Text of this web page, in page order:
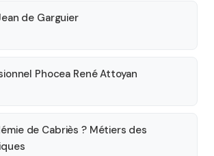
de Garguier
Phocea René Attoyan
de Cabriès ? Métiers des